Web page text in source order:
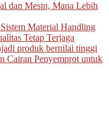
dan Mesin, Mana Lebih
Material Handling
Tetap Terjaga
produk bernilai tinggi
Cairan Penyemprot untuk